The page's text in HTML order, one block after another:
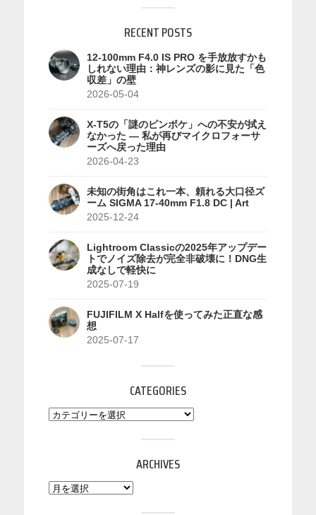
RECENT POSTS
12-100mm F4.0 IS PRO を手放放すかも
しれない理由：神レンズの影に見た「色
収差」の壁
2026-05-04
X-T5の「謎のピンボケ」への不安が拭え
なかった — 私が再びマイクロフォーサ
ーズへ戻った理由
2026-04-23
未知の街角はこれ一本、頼れる大口径ズ
ーム SIGMA 17-40mm F1.8 DC | Art
2025-12-24
Lightroom Classicの2025年アップデー
トでノイズ除去が完全非破壊に！DNG生
成なしで軽快に
2025-07-19
FUJIFILM X Halfを使ってみた正直な感
想
2025-07-17
CATEGORIES
ARCHIVES